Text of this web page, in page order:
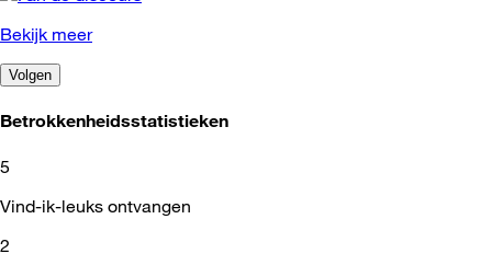
Bekijk meer
Volgen
Betrokkenheidsstatistieken
5
Vind-ik-leuks ontvangen
2